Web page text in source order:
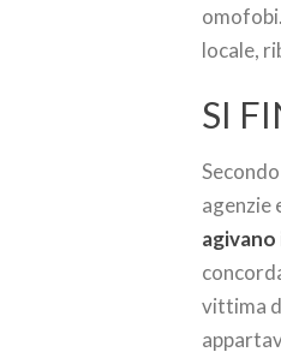
locale,
SI
agenzie
vittima